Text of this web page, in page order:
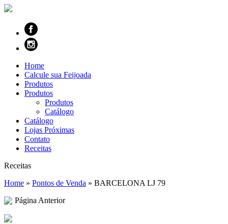
Home
Calcule sua Feijoada
Produtos
Produtos
Produtos
Catálogo
Catálogo
Lojas Próximas
Contato
Receitas
Receitas
Home » Pontos de Venda » BARCELONA LJ 79
Página Anterior